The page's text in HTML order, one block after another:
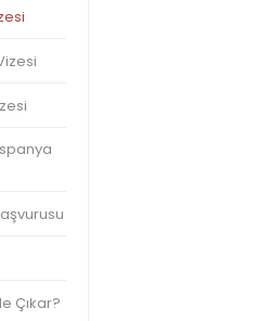
Çıkar?